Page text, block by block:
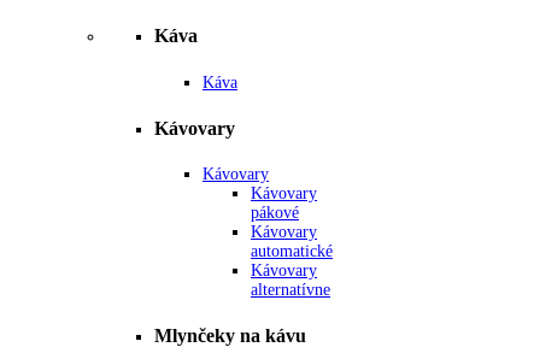
Káva
Káva
Kávovary
Kávovary
Kávovary
pákové
Kávovary
automatické
Kávovary
alternatívne
Mlynčeky na kávu